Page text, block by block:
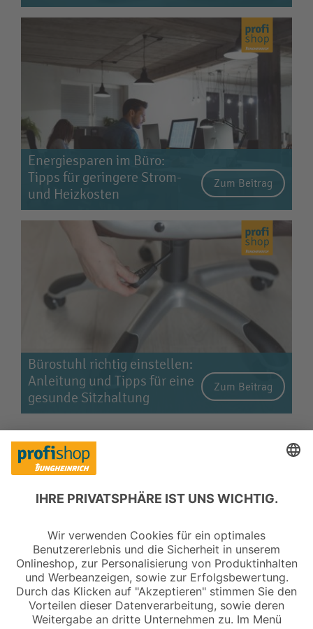
Energiesparen im Büro:
Tipps für geringere Strom-
und Heizkosten
Zum Beitrag
Bürostuhl richtig einstellen:
Anleitung und Tipps für eine
gesunde Sitzhaltung
Zum Beitrag
Copyright © 2026 Jungheinrich PROFISHOP